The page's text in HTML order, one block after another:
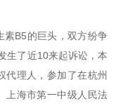
素B5的巨头，双方纷争
生了近10来起诉讼，本
代理人，参加了在杭州
上海市第一中级人民法